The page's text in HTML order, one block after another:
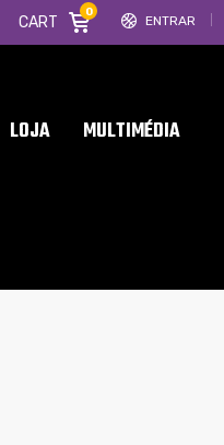
ENTRAR
CART
0
LOJA MULTIMÉDIA